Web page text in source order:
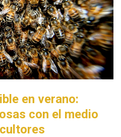
en verano:
con el medio